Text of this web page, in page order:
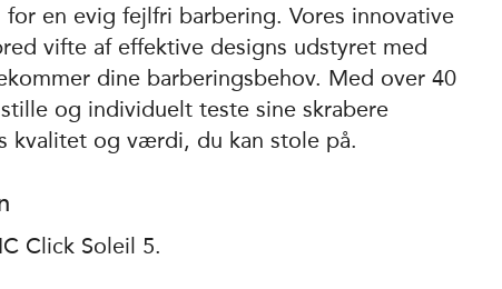
en evig fejlfri barbering. Vores innovative
vifte af effektive designs udstyret med
dine barberingsbehov. Med over 40
og individuelt teste sine skrabere
kvalitet og værdi, du kan stole på.
Click Soleil 5.